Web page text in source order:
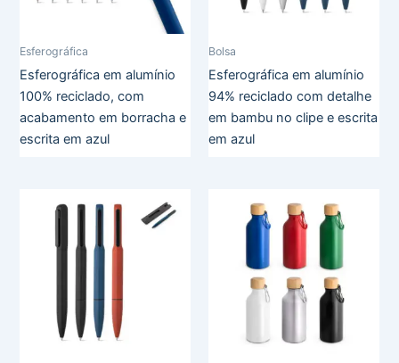
Esferográfica
Esferográfica em alumínio
100% reciclado, com
acabamento em borracha e
escrita em azul
Bolsa
Esferográfica em alumínio
94% reciclado com detalhe
em bambu no clipe e escrita
em azul